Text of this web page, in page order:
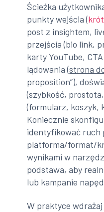
Ścieżka
punkty wejścia (
post z insightem,
przejścia (bio link,
karty YouTube,
lądowania (strona
proposition”),
(szybkość,
(formularz, koszyk,
Koniecznie
identyfikować ruch
platforma/format/
wynikami w
podstawa, aby
lub kampanie
W praktyce